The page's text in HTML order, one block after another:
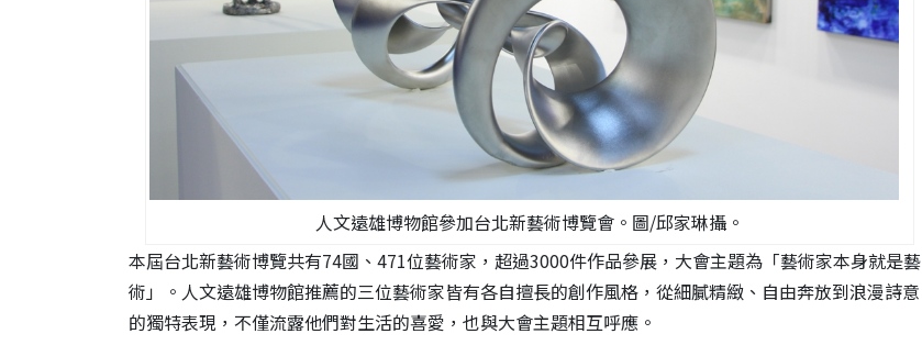
人文遠雄博物館參加台北新藝術博覽會。圖/邱家琳攝。
本屆台北新藝術博覽共有74國、471位藝術家，超過3000件作品參展，大會主題為「藝術家本身就是藝
術」。人文遠雄博物館推薦的三位藝術家皆有各自擅長的創作風格，從細膩精緻、自由奔放到浪漫詩意
的獨特表現，不僅流露他們對生活的喜愛，也與大會主題相互呼應。